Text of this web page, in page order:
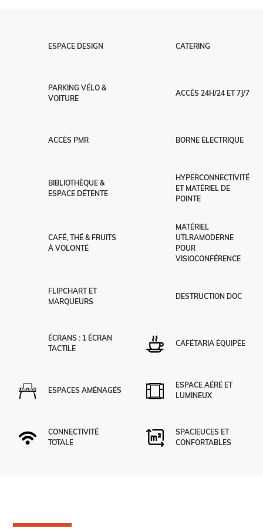
ESPACE DESIGN CATERING
PARKING VÉLO &
VOITURE
ACCÈS 24H/24 ET 7J/7
ACCÈS PMR BORNE ÉLECTRIQUE
BIBLIOTHÈQUE &
ESPACE DÉTENTE
HYPERCONNECTIVITÉ
ET MATÉRIEL DE
POINTE
CAFÉ, THÉ & FRUITS
À VOLONTÉ
MATÉRIEL
UTLRAMODERNE
POUR
VISIOCONFÉRENCE
FLIPCHART ET
MARQUEURS
DESTRUCTION DOC
ÉCRANS : 1 ÉCRAN
TACTILE
CAFÉTARIA ÉQUIPÉE
ESPACES AMÉNAGÉS
ESPACE AÉRÉ ET
LUMINEUX
CONNECTIVITÉ
TOTALE
SPACIEUCES ET
CONFORTABLES